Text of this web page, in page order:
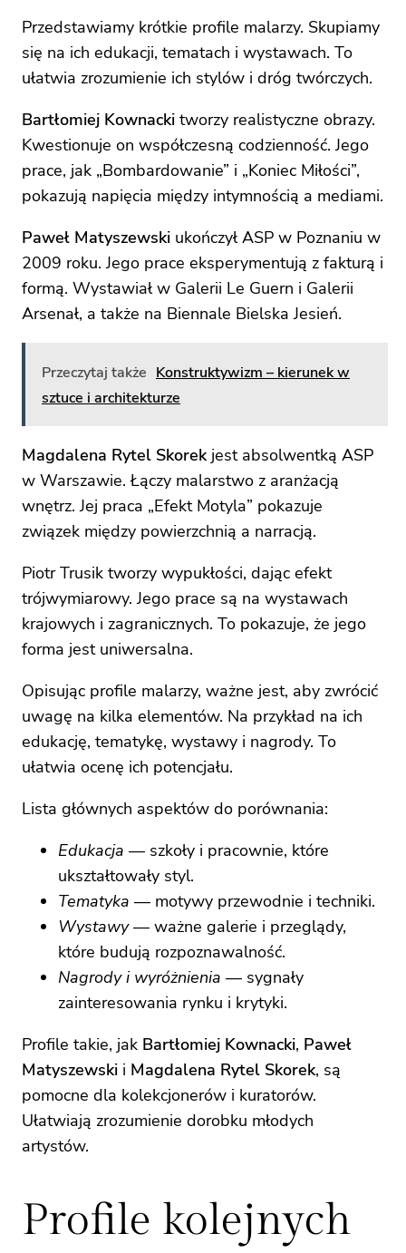
Przedstawiamy krótkie profile malarzy. Skupiamy
się na ich edukacji, tematach i wystawach. To
ułatwia zrozumienie ich stylów i dróg twórczych.
Bartłomiej Kownacki tworzy realistyczne obrazy.
Kwestionuje on współczesną codzienność. Jego
prace, jak „Bombardowanie” i „Koniec Miłości”,
pokazują napięcia między intymnością a mediami.
Paweł Matyszewski ukończył ASP w Poznaniu w
2009 roku. Jego prace eksperymentują z fakturą i
formą. Wystawiał w Galerii Le Guern i Galerii
Arsenał, a także na Biennale Bielska Jesień.
Przeczytaj także Konstruktywizm – kierunek w
sztuce i architekturze
Magdalena Rytel Skorekjest absolwentką ASP
w Warszawie. Łączy malarstwo z aranżacją
wnętrz. Jej praca „Efekt Motyla” pokazuje
związek między powierzchnią a narracją.
Piotr Trusik tworzy wypukłości, dając efekt
trójwymiarowy. Jego prace są na wystawach
krajowych i zagranicznych. To pokazuje, że jego
forma jest uniwersalna.
Opisując profile malarzy, ważne jest, aby zwrócić
uwagę na kilka elementów. Na przykład na ich
edukację, tematykę, wystawy i nagrody. To
ułatwia ocenę ich potencjału.
Lista głównych aspektów do porównania:
Edukacja — szkoły i pracownie, które
ukształtowały styl.
Tematyka — motywy przewodnie i techniki.
Wystawy— ważne galerie i przeglądy,
które budują rozpoznawalność.
Nagrody i wyróżnienia — sygnały
zainteresowania rynku i krytyki.
Profile takie, jak Bartłomiej Kownacki, Paweł
Matyszewski i Magdalena Rytel Skorek, są
pomocne dla kolekcjonerów i kuratorów.
Ułatwiają zrozumienie dorobku młodych
artystów.
Profile kolejnych